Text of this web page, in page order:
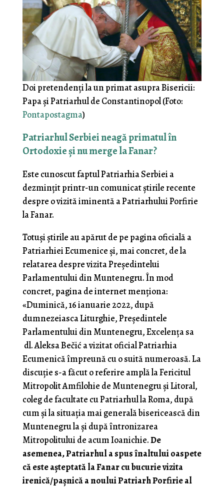
Doi pretendenți la un primat asupra Bisericii:
Papa și Patriarhul de Constantinopol (Foto:
Pontapostagma)
Patriarhul Serbiei neagă primatul în
Ortodoxie și nu merge la Fanar?
Este cunoscut faptul Patriarhia Serbiei a
dezmințit printr-un comunicat știrile recente
despre o vizită iminentă a Patriarhului Porfirie
la Fanar.
Totuși știrile au apărut de pe pagina oficială a
Patriarhiei Ecumenice și, mai concret, de la
relatarea despre vizita Președintelui
Parlamentului din Muntenegru. În mod
concret, pagina de internet menționa:
«Duminică, 16 ianuarie 2022, după
dumnezeiasca Liturghie, Președintele
Parlamentului din Muntenegru, Excelența sa
dl. Aleksa Bečić a vizitat oficial Patriarhia
Ecumenică împreună cu o suită numeroasă. La
discuție s-a făcut o referire amplă la Fericitul
Mitropolit Amfilohie de Muntenegru și Litoral,
coleg de facultate cu Patriarhul la Roma, după
cum și la situația mai generală bisericească din
Muntenegru la și după întronizarea
Mitropolitului de acum Ioanichie.De
asemenea, Patriarhul a spus înaltului oaspete
că este așteptată la Fanar cu bucurie vizita
irenică/pașnică a noului Patriarh Porfirie al